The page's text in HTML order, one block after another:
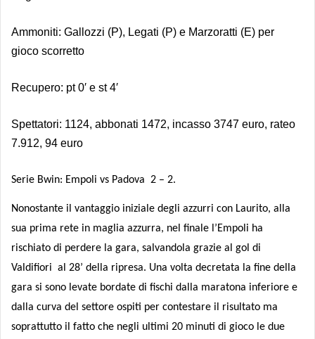
Ammoniti: Gallozzi (P), Legati (P) e Marzoratti (E) per
gioco scorretto
Recupero: pt 0′ e st 4′
Spettatori: 1124, abbonati 1472, incasso 3747 euro, rateo
7.912, 94 euro
Serie Bwin: Empoli vs Padova 2 – 2.
Nonostante il vantaggio iniziale degli azzurri con Laurito, alla
sua prima rete in maglia azzurra, nel finale l’Empoli ha
rischiato di perdere la gara, salvandola grazie al gol di
Valdifiori al 28’ della ripresa. Una volta decretata la fine della
gara si sono levate bordate di fischi dalla maratona inferiore e
dalla curva del settore ospiti per contestare il risultato ma
soprattutto il fatto che negli ultimi 20 minuti di gioco le due